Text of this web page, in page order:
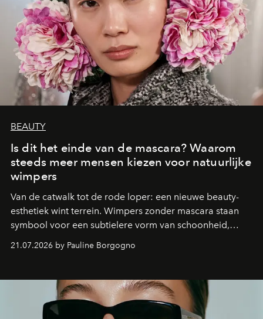
BEAUTY
Is dit het einde van de mascara? Waarom
steeds meer mensen kiezen voor natuurlijke
wimpers
Van de catwalk tot de rode loper: een nieuwe beauty-
esthetiek wint terrein. Wimpers zonder mascara staan
symbool voor een subtielere vorm van schoonheid,
aan make-up.
21.07.2026 by Pauline Borgogno